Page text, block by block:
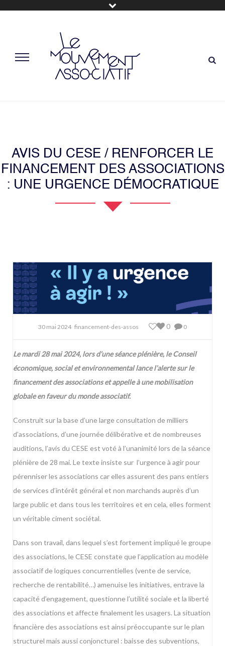
AVIS DU CESE / RENFORCER LE
FINANCEMENT DES ASSOCIATIONS
: UNE URGENCE DÉMOCRATIQUE
30 mai 2024 financement-des-assos 0
0
Le mardi 28 mai 2024, lors d’une séance plénière, le Conseil
économique, social et environnemental lance l’alerte sur le
financement des associations et appelle à une mobilisation
globale en faveur du monde associatif.
Construit sur la base d’une large consultation de milliers
d’associations, d’une journée délibérative et de nombreuses
auditions, l’avis du CESE est voté à l’unanimité lors de la séance
plénière de 28 mai. Le texte insiste sur l’urgence à agir pour
pérenniser les associations car elles assurent des pans entiers
de services d’intérêt général et non marchands auprès d’un
large public et dans tous les territoires et en cela, elles forment
un véritable ciment sociétal.
Dans son travail, dans lequel s’est fortement impliqué le groupe
des associations, le CESE constate que l’application au modèle
associatif de logiques concurrentielles (vente de service,
recherche de rentabilité…) amenuise les initiatives, entrave la
capacité d’engagement, questionne l’utilité sociale et la liberté
des associations et affecte finalement les usagers. La situation
financière des associations est ainsi préoccupante sur le plan
structurel mais aussi conjoncturel : baisse des subventions,